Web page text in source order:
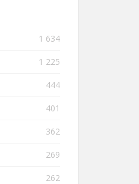
1 634
1 225
444
401
362
269
262